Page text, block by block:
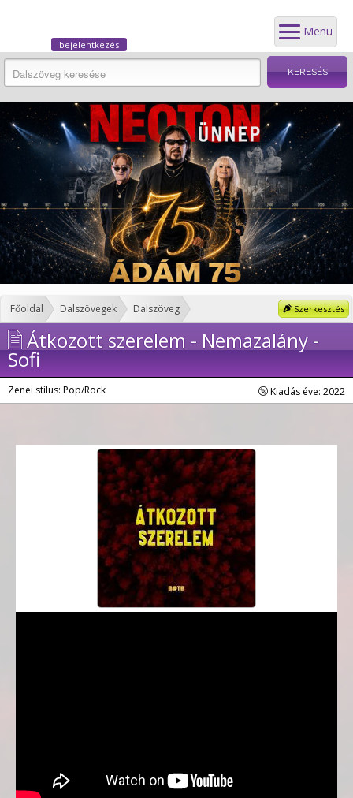
Menü
bejelentkezés
Szerkesztés
Főoldal Dalszövegek Dalszöveg
Átkozott szerelem - Nemazalány -
Sofi
Zenei stílus: Pop/Rock Kiadás éve: 2022